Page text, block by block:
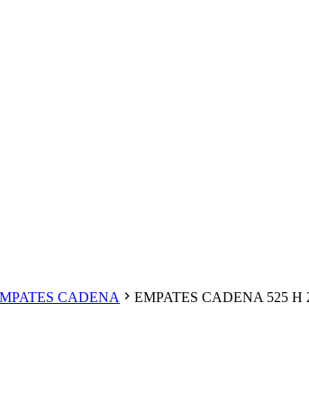
CADENA EMPATES CADENA 525 H